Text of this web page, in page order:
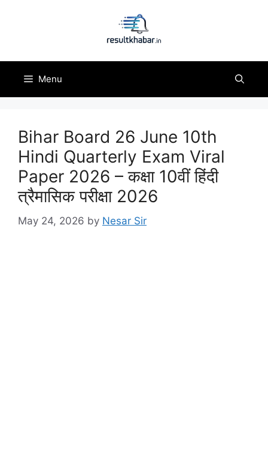
Menu
Bihar Board 26 June 10th
Hindi Quarterly Exam Viral
Paper 2026 – कक्षा 10वीं हिंदी
त्रैमासिक परीक्षा 2026
May 24, 2026 by Nesar Sir